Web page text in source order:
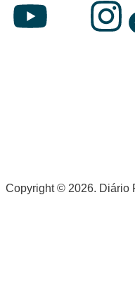
Copyright © 2026. Diário